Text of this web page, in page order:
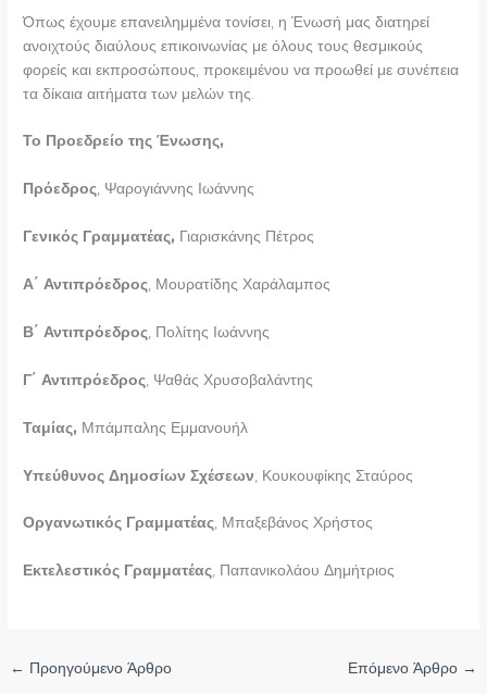
Όπως έχουμε επανειλημμένα τονίσει, η Ένωσή μας διατηρεί
ανοιχτούς διαύλους επικοινωνίας με όλους τους θεσμικούς
φορείς και εκπροσώπους, προκειμένου να προωθεί με συνέπεια
τα δίκαια αιτήματα των μελών της.
Το Προεδρείο της Ένωσης,
Πρόεδρος, Ψαρογιάννης Ιωάννης
Γενικός Γραμματέας, Γιαρισκάνης Πέτρος
Α΄ Αντιπρόεδρος , Μουρατίδης Χαράλαμπος
Β΄ Αντιπρόεδρος , Πολίτης Ιωάννης
Γ΄ Αντιπρόεδρος , Ψαθάς Χρυσοβαλάντης
Ταμίας, Μπάμπαλης Εμμανουήλ
Υπεύθυνος Δημοσίων Σχέσεων , Κουκουφίκης Σταύρος
Οργανωτικός Γραμματέας, Μπαξεβάνος Χρήστος
Εκτελεστικός Γραμματέας, Παπανικολάου Δημήτριος
← Προηγούμενο Άρθρο Επόμενο Άρθρο →